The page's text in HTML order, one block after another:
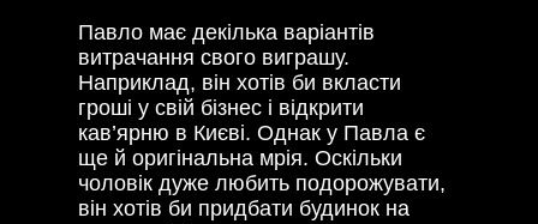
Павло має декілька варіантів
витрачання свого виграшу.
Наприклад, він хотів би вкласти
гроші у свій бізнес і відкрити
кав’ярню в Києві. Однак у Павла є
ще й оригінальна мрія. Оскільки
чоловік дуже любить подорожувати,
він хотів би придбати будинок на